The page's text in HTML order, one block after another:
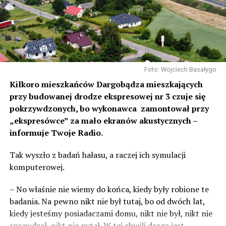
Foto: Wojciech Basałygo
Kilkoro mieszkańców Dargobądza mieszkających
przy budowanej drodze ekspresowej nr 3 czuje się
pokrzywdzonych, bo wykonawca zamontował przy
„ekspresówce” za mało ekranów akustycznych –
informuje Twoje Radio.
Tak wyszło z badań hałasu, a raczej ich symulacji
komputerowej.
– No właśnie nie wiemy do końca, kiedy były robione te
badania. Na pewno nikt nie był tutaj, bo od dwóch lat,
kiedy jesteśmy posiadaczami domu, nikt nie był, nikt nie